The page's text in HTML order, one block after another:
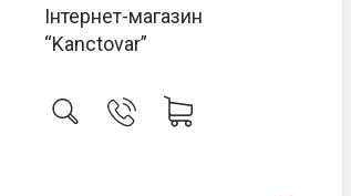
Інтернет-магазин
“Kanctovar”